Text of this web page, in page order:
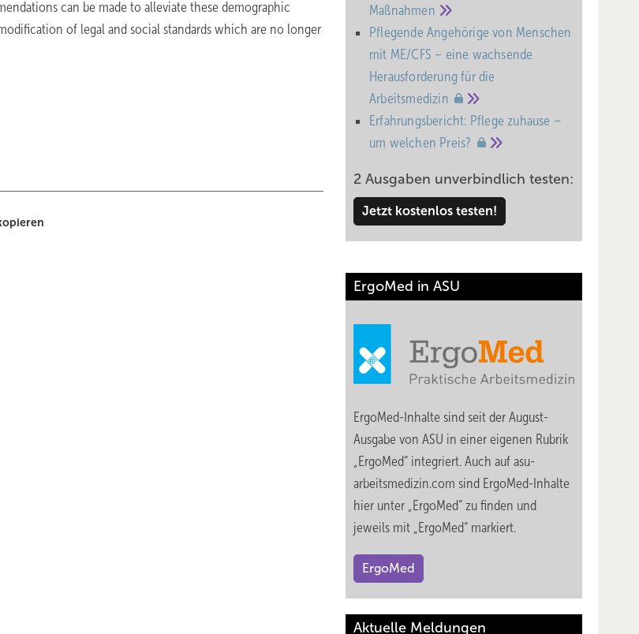
can be made to alleviate these demographic
of legal and social standards which are no longer
Maßnahmen
Pflegende Angehörige von Menschen
mit ME/CFS – eine wachsende
Heraus­forderung für die
Arbeitsmedizin
Erfahrungsbericht: Pflege zuhause –
um welchen Preis?
2 Ausgaben unverbindlich testen:
Jetzt kostenlos testen!
ErgoMed in ASU
ErgoMed-Inhalte sind seit der August-
Ausgabe von ASU in einer eigenen Rubrik
„ErgoMed“ integriert. Auch auf asu-
arbeitsmedizin.com sind ErgoMed-Inhalte
hier unter „ErgoMed“ zu finden und
jeweils mit „ErgoMed“ markiert.
ErgoMed
Aktuelle Meldungen